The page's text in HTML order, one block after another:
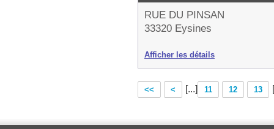
RUE DU PINSAN
33320 Eysines
Afficher les détails
<< < [...] 11 12 13